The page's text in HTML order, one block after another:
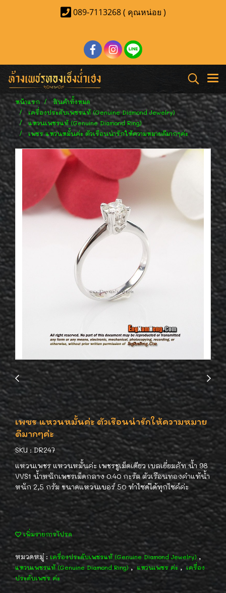
089-7113268 ( คุณหน่อย )
หน้าแรก
สินค้าทั้งหมด
เครื่องประดับเพชรแท้ (Genuine Diamond Jewelry)
แหวนเพชรแท้ (Genuine Diamond Ring)
เพชร แหวนหมั้นค่ะ ตัวเรือนน่ารักให้ความหมายดีมากๆค่ะ
เพชร แหวนหมั้นค่ะ ตัวเรือนน่ารักให้ความหมาย
ดีมากๆค่ะ
SKU : DR247
แหวนเพชร แหวนหมั้นค่ะ เพชรชูเม็ดเดียว เบลเยี่ยมคัท น้ำ 98
VVS1 น้ำหนักเพชรเม็ดกลาง 0.40 กะรัต ตัวเรือนทองคำแท้น้ำ
หนัก 2,5 กรัม ขนาดแหวนเบอร์ 50 ทำไซด์ได้ทุกไซค์ค่ะ
เพิ่มรายการโปรด
หมวดหมู่ : เครื่องประดับเพชรแท้ (Genuine Diamond Jewelry) ,
แหวนเพชรแท้ (Genuine Diamond Ring) , แหวนเพชร ค่ะ , เครื่อง
ประดับเพชร ค่ะ